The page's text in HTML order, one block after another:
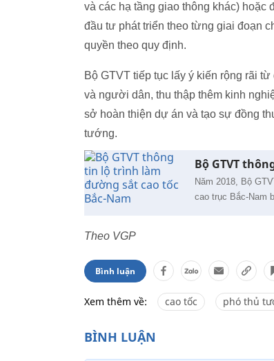
và các hạ tầng giao thông khác) hoặc
đầu tư phát triển theo từng giai đoạn
quyền theo quy định.
Bộ GTVT tiếp tục lấy ý kiến rộng rãi
và người dân, thu thập thêm kinh
sở hoàn thiện dự án và tạo sự đồng
tướng.
Bộ GTVT
Năm 2018, Bộ
cao trục Bắc-Nam
Theo VGP
Bình luận
Xem thêm về: cao tốc phó thủ